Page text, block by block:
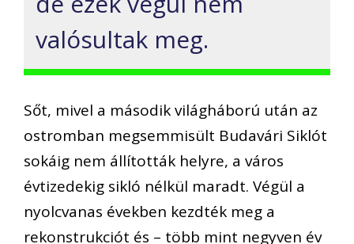
valósultak meg.
Sőt, mivel a második világháború után az
ostromban megsemmisült Budavári Siklót
sokáig nem állították helyre, a város
évtizedekig sikló nélkül maradt. Végül a
nyolcvanas években kezdték meg a
rekonstrukciót és – több mint negyven év